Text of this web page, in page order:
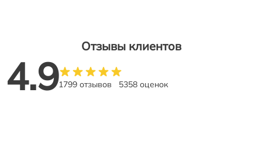
Отзывы клиентов
4.91799 отзывов 5358 оценок